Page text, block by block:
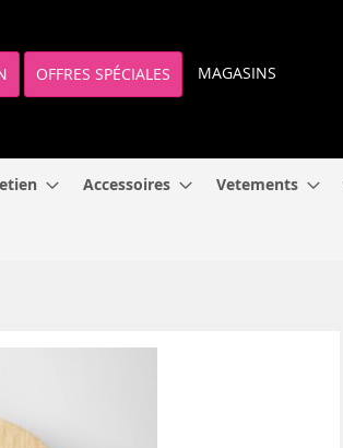
OFFRES SPÉCIALES MAGASINS
Accessoires Vetements